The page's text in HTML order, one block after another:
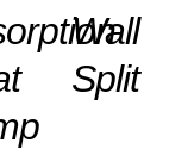
Wall
Split